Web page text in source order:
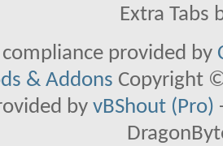
Extra Tabs
provided by
& Addons Copyright
by vBShout (Pro)